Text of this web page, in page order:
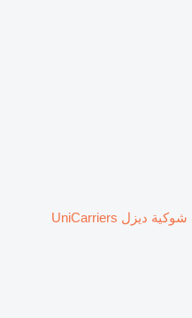
رافعة شوكية ديزل UniCarriers